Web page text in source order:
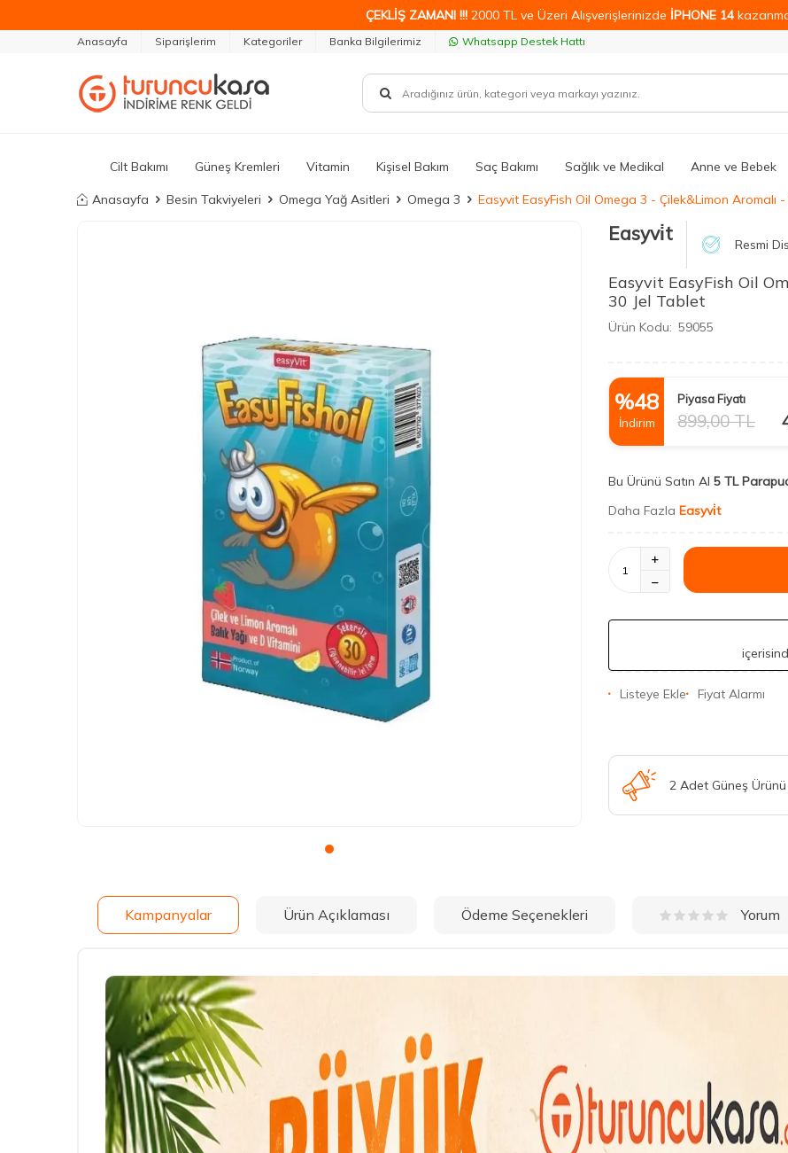
ÇEKLİŞ ZAMANI !!!2000 TL ve Üzeri Alışverişlerinizde İPHONE 14
Anasayfa Siparişlerim Kategoriler Banka Bilgilerimiz Whatsapp Destek Hattı
Cilt Bakımı Güneş Kremleri Vitamin Kişisel Bakım Saç Bakımı Sağlık ve Medikal Anne ve Bebek
Anasayfa Besin Takviyeleri Omega Yağ Asitleri Omega 3 Easyvit EasyFish Oil Omega 3 - Çilek&Limon Aromalı
Easyvi̇t Resmi
Easyvit EasyFish Oil
30 Jel Tablet
Ürün Kodu: 59055
%48
İndirim
Piyasa Fiyatı
899,00TL
Bu Ürünü Satın Al 5 TL
Daha Fazla Easyvi̇t
Listeye Ekle Fiyat Alarmı
2 Adet Güneş
Kampanyalar Ürün Açıklaması Ödeme Seçenekleri Yorum